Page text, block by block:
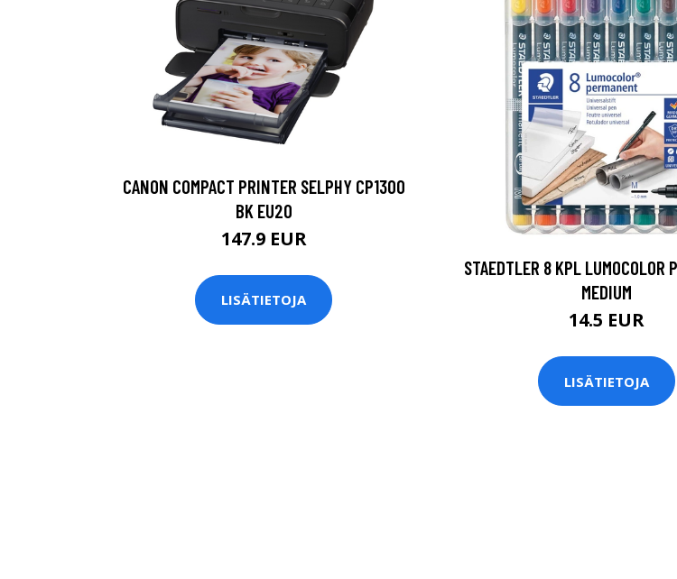
CANON COMPACT PRINTER SELPHY CP1300
BK EU20
147.9 EUR
LISÄTIETOJA
STAEDTLER 8 KPL LUMOCOLOR
MEDIUM
14.5 EUR
LISÄTIETOJA